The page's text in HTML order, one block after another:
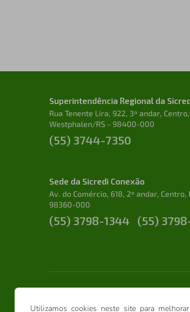
Utilizamos cookies neste site para
Superintendência Regional da
Rua Tenente Lira, 922, 3º andar,
Westphalen/RS - 98400-000
(55) 3744-7350
Sede da Sicredi Conexão
Av. do Comércio, 618, 2º andar,
98360-000
(55) 3798-1344 (55)